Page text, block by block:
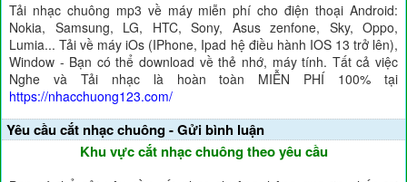
Tải nhạc chuông mp3 về máy miễn phí cho điện thoại Android:
Nokia, Samsung, LG, HTC, Sony, Asus zenfone, Sky, Oppo,
Lumia... Tải về máy iOs (IPhone, Ipad hệ điều hành IOS 13 trở lên),
Window - Bạn có thể download về thẻ nhớ, máy tính. Tất cả việc
Nghe và Tải nhạc là hoàn toàn MIỄN PHÍ 100% tại
https://nhacchuong123.com/
Yêu cầu cắt nhạc chuông - Gửi bình luận
Khu vực cắt nhạc chuông theo yêu cầu